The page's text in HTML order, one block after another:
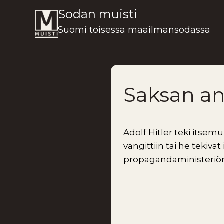
Sodan muisti
Suomi toisessa maailmansodassa
Saksan
Adolf Hitler teki
vangittiin tai he tekivät